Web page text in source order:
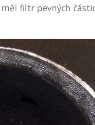
filtr pevných